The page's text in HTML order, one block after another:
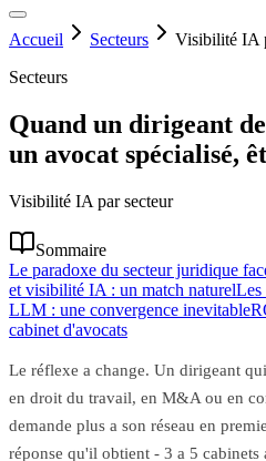
Accueil Secteurs
Visibilité IA
Secteurs
Quand un dirigeant
un avocat spécialisé,
Visibilité IA par secteur
Sommaire
Le paradoxe du secteur juridique
et visibilité IA : un match naturelLes
LLM : une convergence inevitable
cabinet d'avocats
Le réflexe a change. Un dirigeant
en droit du travail, en M&A ou en
demande plus a son réseau en
réponse qu'il obtient - 3 a 5